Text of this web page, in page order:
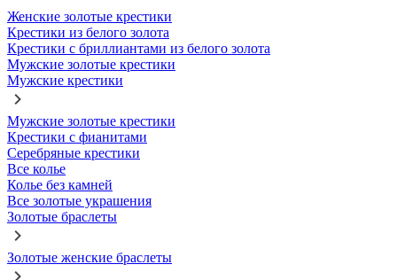
Женские золотые крестики
Крестики из белого золота
Крестики с бриллиантами из белого золота
Мужские золотые крестики
Мужские крестики
Мужские золотые крестики
Крестики с фианитами
Серебряные крестики
Все колье
Колье без камней
Все золотые украшения
Золотые браслеты
Золотые женские браслеты